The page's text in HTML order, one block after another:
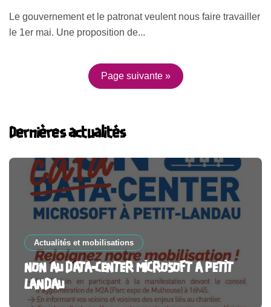
Le gouvernement et le patronat veulent nous faire travailler
le 1er mai. Une proposition de...
Page suivante »
Dernières actualités
Actualités et mobilisations
NON AU DATA-CENTER MICROSOFT A PETIT
LANDAU